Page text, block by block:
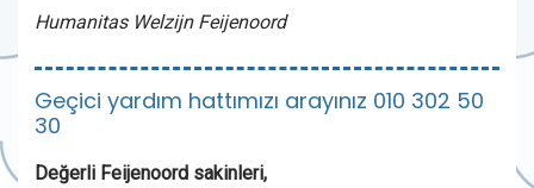
Humanitas Welzijn Feijenoord
Geçici yardım hattımızı arayınız 010 302 50
30
Değerli Feijenoord sakinleri,